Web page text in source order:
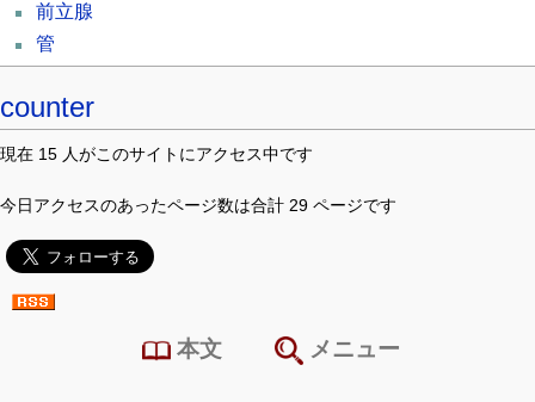
前立腺
管
counter
現在 15 人がこのサイトにアクセス中です
今日アクセスのあったページ数は合計 29 ページです
本文 メニュー